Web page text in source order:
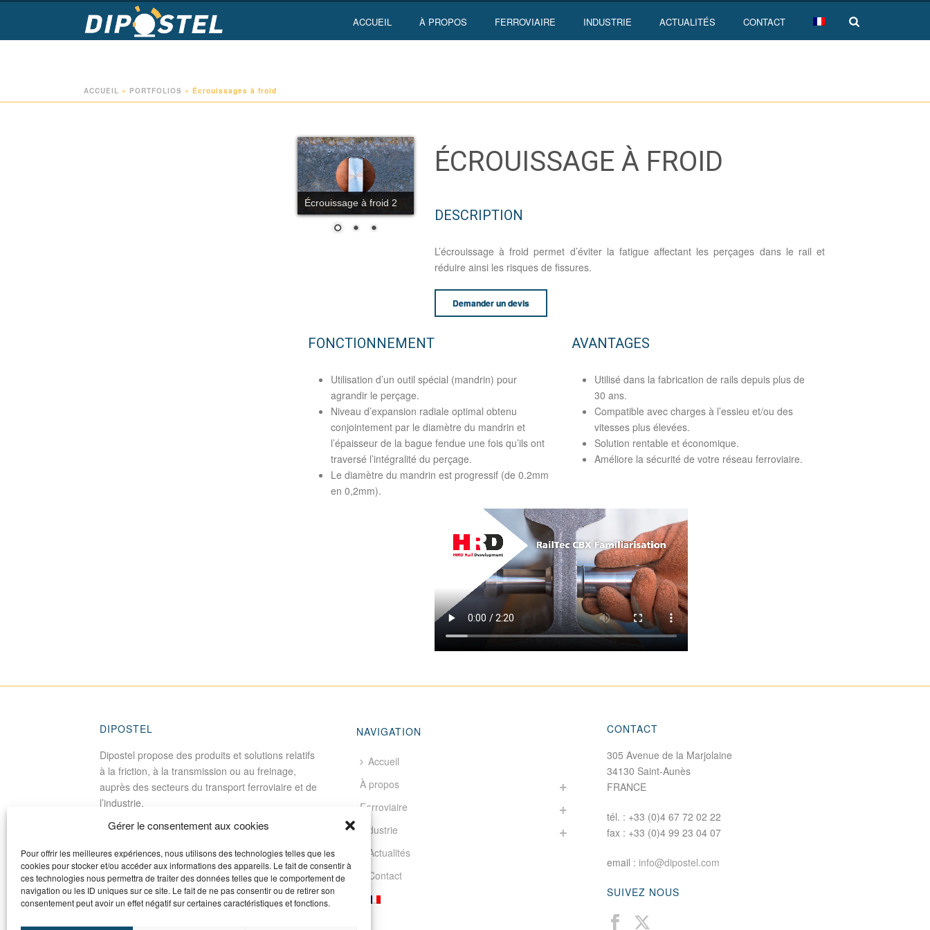
Gérer le consentement aux cookies
Pour offrir les meilleures expériences, nous utilisons des technologies telles que les
cookies pour stocker et/ou accéder aux informations des appareils. Le fait de consentir à
ces technologies nous permettra de traiter des données telles que le comportement de
navigation ou les ID uniques sur ce site. Le fait de ne pas consentir ou de retirer son
consentement peut avoir un effet négatif sur certaines caractéristiques et fonctions.
ACCUEIL À PROPOS FERROVIAIRE INDUSTRIE ACTUALITÉS CONTACT
ACCUEIL » PORTFOLIOS » Écrouissages à froid
Écrouissage à froid 2
ÉCROUISSAGE À FROID
DESCRIPTION
L’écrouissage à froid permet d’éviter la fatigue affectant les perçages dans le rail et
réduire ainsi les risques de fissures.
Demander un devis
FONCTIONNEMENT
Utilisation d’un outil spécial (mandrin) pour
agrandir le perçage.
Niveau d’expansion radiale optimal obtenu
conjointement par le diamètre du mandrin et
l’épaisseur de la bague fendue une fois qu’ils ont
traversé l’intégralité du perçage.
Le diamètre du mandrin est progressif (de 0.2mm
en 0,2mm).
AVANTAGES
Utilisé dans la fabrication de rails depuis plus de
30 ans.
Compatible avec charges à l’essieu et/ou des
vitesses plus élevées.
Solution rentable et économique.
Améliore la sécurité de votre réseau ferroviaire.
DIPOSTEL
Dipostel propose des produits et solutions relatifs
à la friction, à la transmission ou au freinage,
auprès des secteurs du transport ferroviaire et de
l’industrie.
NAVIGATION
Accueil
À propos
Ferroviaire
Industrie
Actualités
Contact
CONTACT
305 Avenue de la Marjolaine
34130 Saint-Aunès
FRANCE
tél. : +33 (0)4 67 72 02 22
fax : +33 (0)4 99 23 04 07
email : info@dipostel.com
SUIVEZ NOUS